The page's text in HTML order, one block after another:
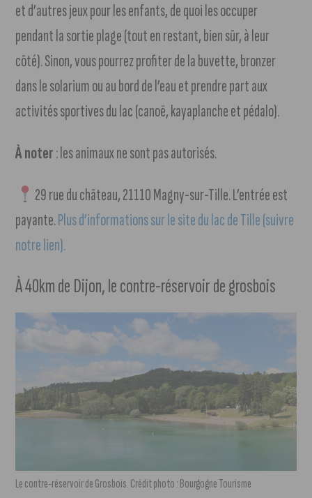
et d’autres jeux pour les enfants, de quoi les occuper
pendant la sortie plage (tout en restant, bien sûr, à leur
côté). Sinon, vous pourrez profiter de la buvette, bronzer
dans le solarium ou au bord de l’eau et prendre part aux
activités sportives du lac (canoë, kayaplanche et pédalo).
À noter: les animaux ne sont pas autorisés.
29 rue du château, 21110 Magny-sur-Tille. L’entrée est
payante.Plus d’informations sur le site du lac de Tille (suivre
notre lien).
À 40km de Dijon, le contre-réservoir de grosbois
Le contre-réservoir de Grosbois. Crédit photo : Bourgogne Tourisme